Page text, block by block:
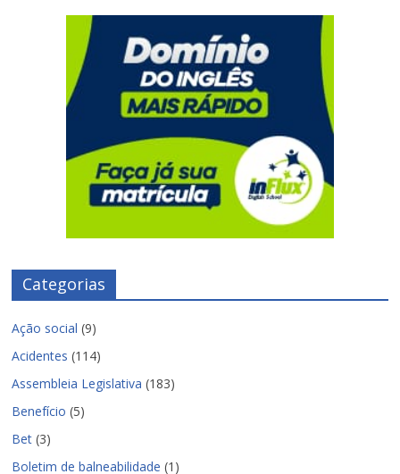
Categorias
Ação social (9)
Acidentes (114)
Assembleia Legislativa (183)
Benefício (5)
Bet (3)
Boletim de balneabilidade (1)